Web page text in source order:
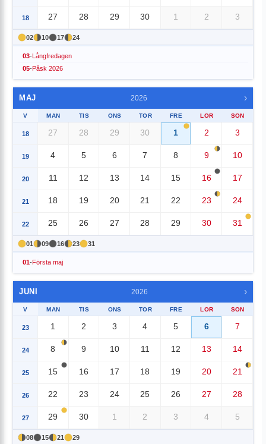
18 27 28 29 30 1 2 3
02 10 17 24
03- Långfredagen
05-Påsk 2026
MAJ 2026 ›
V MAN TIS ONS TOR FRE LOR SON
18 27 28 29 30 1 2 3
19 4 5 6 7 8 9 10
20 11 12 13 14 15 16 17
21 18 19 20 21 22 23 24
22 25 26 27 28 29 30 31
01 09 16 23 31
01-Första maj
JUNI 2026 ›
V MAN TIS ONS TOR FRE LOR SON
23 1 2 3 4 5 6 7
24 8 9 10 11 12 13 14
25 15 16 17 18 19 20 21
26 22 23 24 25 26 27 28
27 29 30 1 2 3 4 5
08 15 21 29